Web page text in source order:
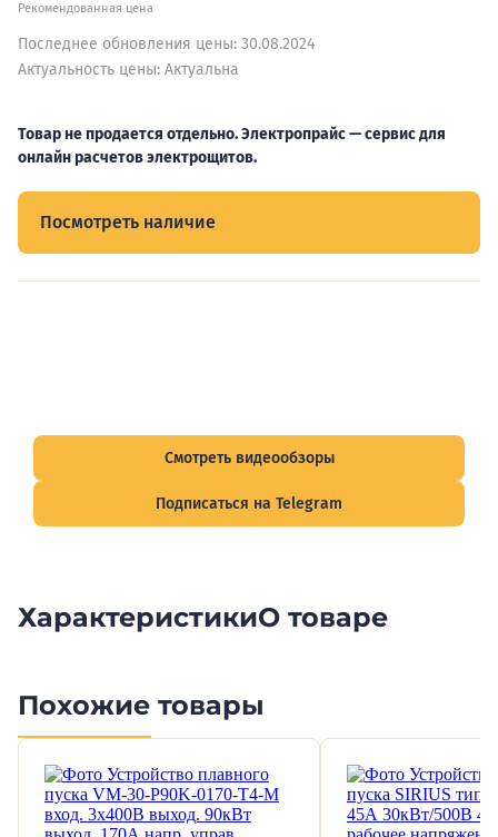
Рекомендованная цена
Последнее обновления цены: 30.08.2024
Актуальность цены: Актуальна
Товар не продается отдельно. Электропрайс — сервис для
онлайн расчетов электрощитов.
Посмотреть наличие
Смотреть видеообзоры
Подписаться на Telegram
ХарактеристикиО товаре
Похожие товары